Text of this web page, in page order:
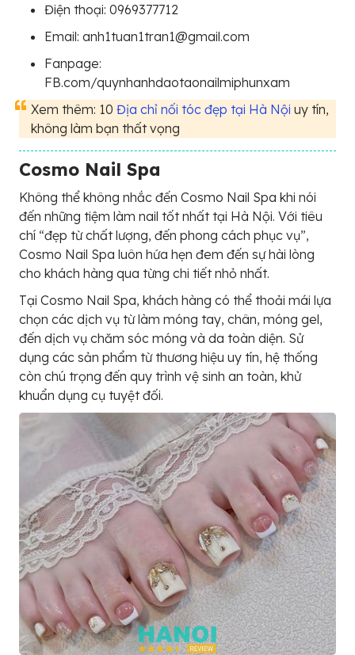
Điện thoại: 0969377712
Email: anh1tuan1tran1@gmail.com
Fanpage:
FB.com/quynhanhdaotaonailmiphunxam
Xem thêm: 10 Địa chỉ nối tóc đẹp tại Hà Nội uy tín,
không làm bạn thất vọng
Cosmo Nail Spa
Không thể không nhắc đến Cosmo Nail Spa khi nói
đến những tiệm làm nail tốt nhất tại Hà Nội. Với tiêu
chí “đẹp từ chất lượng, đến phong cách phục vụ”,
Cosmo Nail Spa luôn hứa hẹn đem đến sự hài lòng
cho khách hàng qua từng chi tiết nhỏ nhất.
Tại Cosmo Nail Spa, khách hàng có thể thoải mái lựa
chọn các dịch vụ từ làm móng tay, chân, móng gel,
đến dịch vụ chăm sóc móng và da toàn diện. Sử
dụng các sản phẩm từ thương hiệu uy tín, hệ thống
còn chú trọng đến quy trình vệ sinh an toàn, khử
khuẩn dụng cụ tuyệt đối.